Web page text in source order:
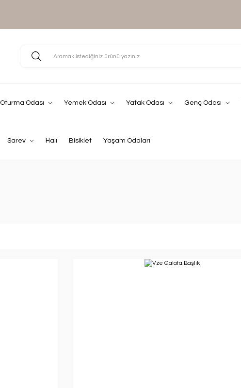
Oturma Odası Yemek Odası Yatak Odası Genç Odası
Sarev Halı Bisiklet Yaşam Odaları